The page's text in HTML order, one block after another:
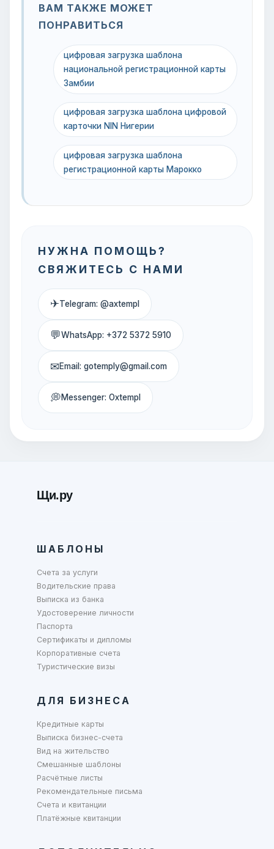
ВАМ ТАКЖЕ МОЖЕТ
ПОНРАВИТЬСЯ
цифровая загрузка шаблона
национальной регистрационной карты
Замбии
цифровая загрузка шаблона цифровой
карточки NIN Нигерии
цифровая загрузка шаблона
регистрационной карты Марокко
НУЖНА ПОМОЩЬ?
СВЯЖИТЕСЬ С НАМИ
✈Telegram: @axtempl
💬WhatsApp: +372 5372 5910
✉Email: gotemply@gmail.com
💭Messenger: Oxtempl
Щи.ру
ШАБЛОНЫ
Счета за услуги
Водительские права
Выписка из банка
Удостоверение личности
Паспорта
Сертификаты и дипломы
Корпоративные счета
Туристические визы
ДЛЯ БИЗНЕСА
Кредитные карты
Выписка бизнес-счета
Вид на жительство
Смешанные шаблоны
Расчётные листы
Рекомендательные письма
Счета и квитанции
Платёжные квитанции